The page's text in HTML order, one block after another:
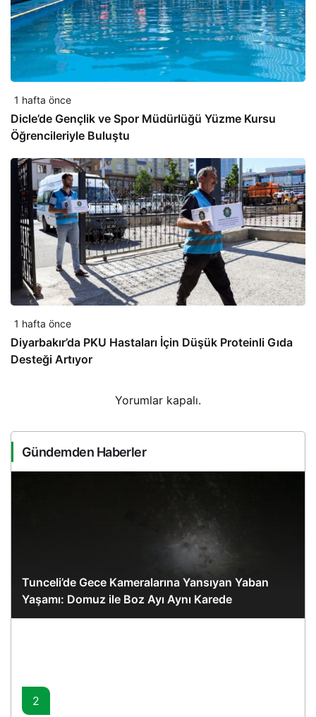
1 hafta önce
Dicle’de Gençlik ve Spor Müdürlüğü Yüzme Kursu
Öğrencileriyle Buluştu
1 hafta önce
Diyarbakır’da PKU Hastaları İçin Düşük Proteinli Gıda
Desteği Artıyor
Yorumlar kapalı.
Gündemden Haberler
Tunceli’de Gece Kameralarına Yansıyan Yaban
Yaşamı: Domuz ile Boz Ayı Aynı Karede
2